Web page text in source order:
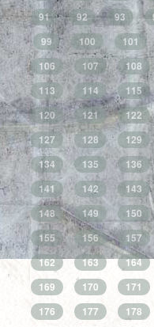
91
92 93
99
100 101
106
107 108
113
114 115
120
121 122
127
128 129
134
135 136
141
142 143
148
149 150
155
156 157
162
163 164
169
170 171
176
177 178